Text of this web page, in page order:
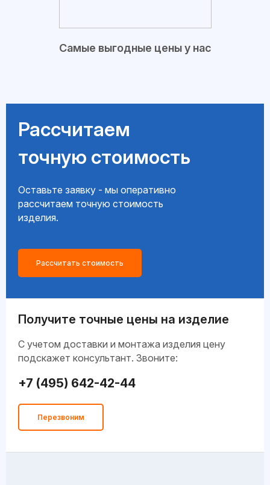
Самые выгодные цены у нас
Рассчитаем
точную стоимость
Оставьте заявку - мы оперативно
рассчитаем точную стоимость
изделия.
Рассчитать стоимость
Получите точные цены на изделие
C учетом доставки и монтажа изделия цену
подскажет консультант. Звоните:
+7 (495) 642-42-44
Перезвоним